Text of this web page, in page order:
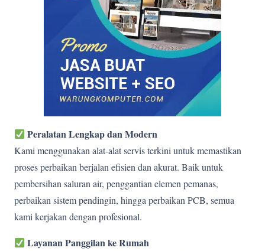
Peralatan Lengkap dan Modern
Kami menggunakan alat-alat servis terkini untuk memastikan
proses perbaikan berjalan efisien dan akurat. Baik untuk
pembersihan saluran air, penggantian elemen pemanas,
perbaikan sistem pendingin, hingga perbaikan PCB, semua
kami kerjakan dengan profesional.
Layanan Panggilan ke Rumah